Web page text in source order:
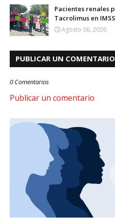
Pacientes renales
Tacrolimus en
Agosto 06, 2026
PUBLICAR UN COMENTARIO
0 Comentarios
Publicar un comentario